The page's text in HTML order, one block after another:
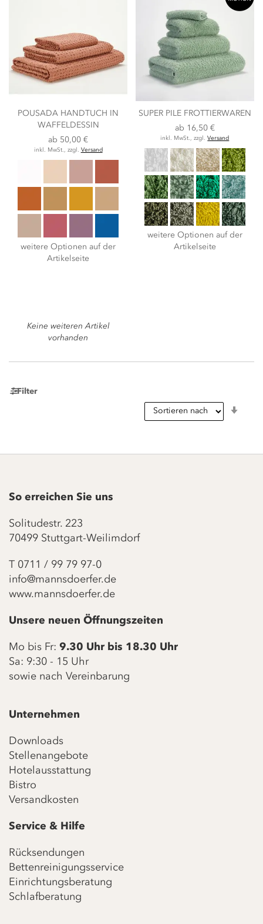
POUSADA HANDTUCH IN
WAFFELDESSIN
ab 50,00 €
inkl. MwSt., zzgl. Versand
weitere Optionen auf der
Artikelseite
SUPER PILE FROTTIERWAREN
ab 16,50 €
inkl. MwSt., zzgl.Versand
weitere Optionen auf der
Artikelseite
Keine weiteren Artikel
vorhanden
Filter
So erreichen Sie uns
Solitudestr. 223
70499 Stuttgart-Weilimdorf
T 0711 / 99 79 97-0
info@mannsdoerfer.de
www.mannsdoerfer.de
Unsere neuen Öffnungszeiten
Mo bis Fr: 9.30 Uhr bis 18.30 Uhr
Sa: 9:30 - 15 Uhr
sowie nach Vereinbarung
Unternehmen
Downloads
Stellenangebote
Hotelausstattung
Bistro
Versandkosten
Service & Hilfe
Rücksendungen
Bettenreinigungsservice
Einrichtungsberatung
Schlafberatung